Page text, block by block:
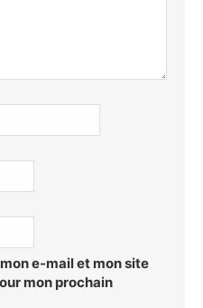
e-mail et mon site
mon prochain